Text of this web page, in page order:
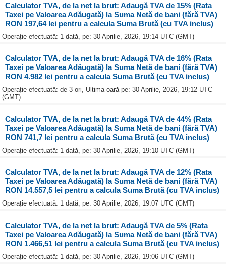
Calculator TVA, de la net la brut: Adaugă TVA de 15% (Rata
Taxei pe Valoarea Adăugată) la Suma Netă de bani (fără TVA)
RON 197,64 lei pentru a calcula Suma Brută (cu TVA inclus)
Operație efectuată: 1 dată, pe: 30 Aprilie, 2026, 19:14 UTC (GMT)
Calculator TVA, de la net la brut: Adaugă TVA de 16% (Rata
Taxei pe Valoarea Adăugată) la Suma Netă de bani (fără TVA)
RON 4.982 lei pentru a calcula Suma Brută (cu TVA inclus)
Operație efectuată: de 3 ori, Ultima oară pe: 30 Aprilie, 2026, 19:12 UTC
(GMT)
Calculator TVA, de la net la brut: Adaugă TVA de 44% (Rata
Taxei pe Valoarea Adăugată) la Suma Netă de bani (fără TVA)
RON 741,7 lei pentru a calcula Suma Brută (cu TVA inclus)
Operație efectuată: 1 dată, pe: 30 Aprilie, 2026, 19:10 UTC (GMT)
Calculator TVA, de la net la brut: Adaugă TVA de 12% (Rata
Taxei pe Valoarea Adăugată) la Suma Netă de bani (fără TVA)
RON 14.557,5 lei pentru a calcula Suma Brută (cu TVA inclus)
Operație efectuată: 1 dată, pe: 30 Aprilie, 2026, 19:07 UTC (GMT)
Calculator TVA, de la net la brut: Adaugă TVA de 5% (Rata
Taxei pe Valoarea Adăugată) la Suma Netă de bani (fără TVA)
RON 1.466,51 lei pentru a calcula Suma Brută (cu TVA inclus)
Operație efectuată: 1 dată, pe: 30 Aprilie, 2026, 19:06 UTC (GMT)